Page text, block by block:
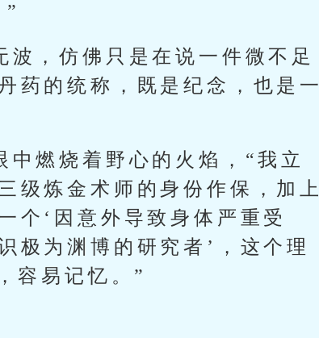
波，仿佛只是在说一件微不足
药的统称，既是纪念，也是一
燃烧着野心的火焰，“我立
级炼金术师的身份作保，加上
‘因意外导致身体严重受
极为渊博的研究者’，这个理
容易记忆。”